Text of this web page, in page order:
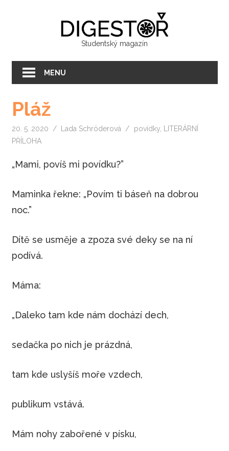
Studentský magazín
MENU
Pláž
20. 5. 2020 Lada Schröderová povídky, LITERÁRNÍ
PŘÍLOHA
„Mami, povíš mi povídku?”
Maminka řekne: „Povím ti báseň na dobrou
noc.”
Dítě se usměje a zpoza své deky se na ní
podívá.
Máma:
„Daleko tam kde nám dochází dech,
sedačka po nich je prázdná,
tam kde uslyšíš moře vzdech,
publikum vstává.
Mám nohy zabořené v písku,